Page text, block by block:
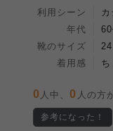
利用シーン
年代
靴のサイズ
着用感
ち
0 人中、0 人の方
参考になった！